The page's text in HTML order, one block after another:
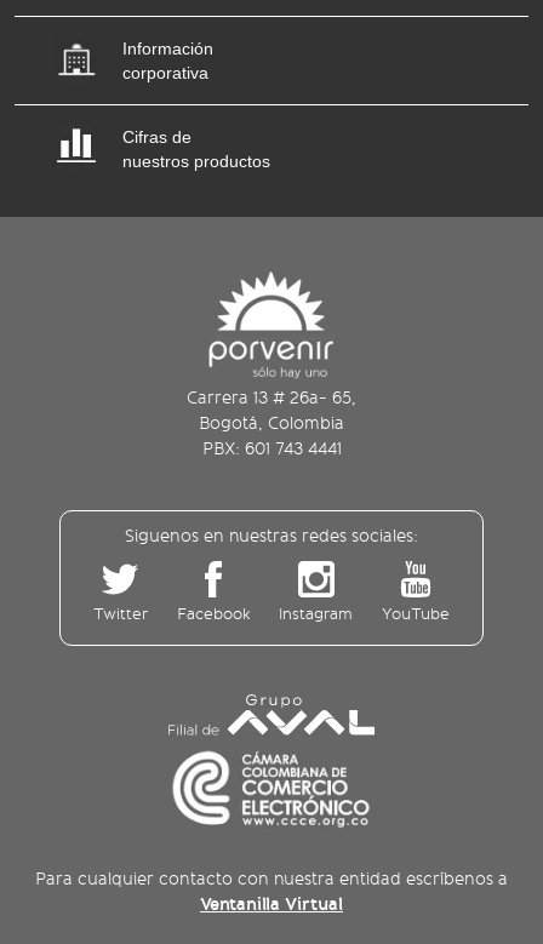
Información
corporativa
Cifras de
nuestros productos
Carrera 13 # 26a- 65,
Bogotá, Colombia
PBX: 601 743 4441
Siguenos en nuestras redes sociales:
Twitter Facebook Instagram YouTube
Para cualquier contacto con nuestra entidad escríbenos a
Ventanilla Virtual